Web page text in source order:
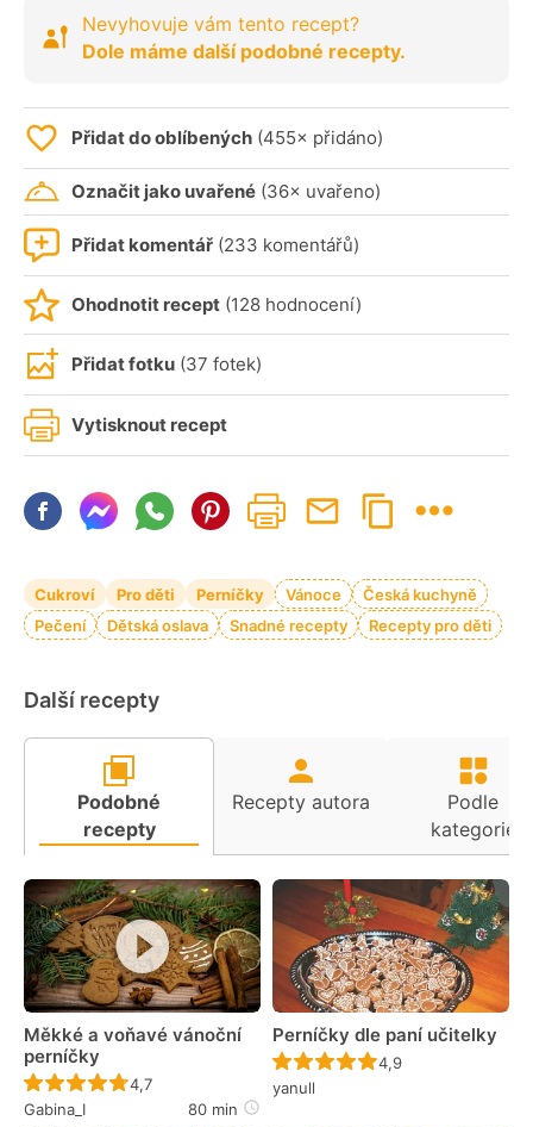
Nevyhovuje vám tento recept?
Dole máme další podobné recepty.
Přidat do oblíbených (455× přidáno)
Označit jako uvařené (36× uvařeno)
Přidat komentář (233 komentářů)
Ohodnotit recept (128 hodnocení)
Přidat fotku (37 fotek)
Vytisknout recept
Cukroví Pro děti Perníčky Vánoce
Česká kuchyně
Pečení
Dětská oslava Snadné recepty Recepty pro děti
Další recepty
Podobné
recepty
Recepty autora
Podle
kategorie
Měkké a voňavé vánoční
perníčky
Recept ještě nebyl hodnocen
4,7
Gabina_I
80 min
Perníčky dle paní učitelky
Recept ještě nebyl
4,9
yanull